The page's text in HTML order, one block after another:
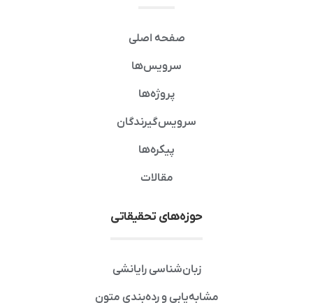
صفحه اصلی
سرویس‌ها
پروژه‌ها
سرویس‌گیرندگان
پیکره‌ها
مقالات
حوزه‌های تحقیقاتی
زبان‌شناسی رایانشی
مشابه‌یابی و رده‌بندی متون